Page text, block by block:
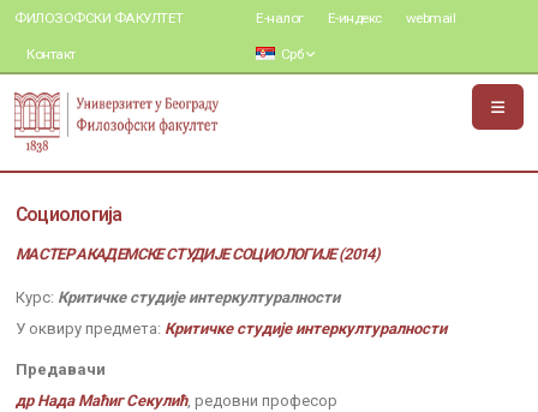
ФИЛОЗОФСКИ ФАКУЛТЕТ
Контакт
Е-налог Е-индекс webmail
Срб
Социологија
МАСТЕР АКАДЕМСКЕ СТУДИЈЕ СОЦИОЛОГИЈЕ (2014)
Курс: Критичке студије интеркултуралности
У оквиру предмета: Критичке студије интеркултуралности
Предавачи
др Нада Маћиг Секулић, редовни професор